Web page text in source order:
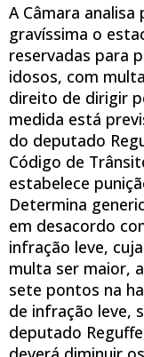
A Câmara
gravíssima o
reservadas para
idosos, com
direito de dirigir
medida está
do deputado
Código de
estabelece
Determina
em desacordo
infração leve,
multa ser maior,
sete pontos na
de infração leve,
deputado